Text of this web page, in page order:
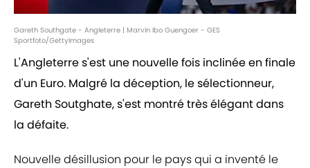
Gareth Southgate - Angleterre | Marvin Ibo Guengoer - GES
Sportfoto/GettyImages
L'Angleterre s'est une nouvelle fois inclinée en finale
d'un Euro. Malgré la déception, le sélectionneur,
Gareth Soutghate, s'est montré très élégant dans
la défaite.
Nouvelle désillusion pour le pays qui a inventé le